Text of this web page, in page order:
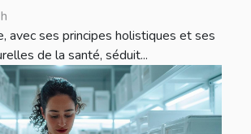
avec ses principes holistiques et ses
de la santé, séduit...